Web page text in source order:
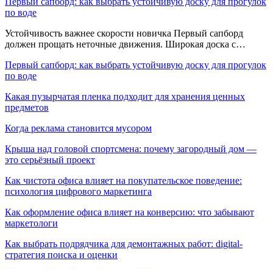
по воде
Устойчивость важнее скорости новичка Первый сапборд
должен прощать неточные движения. Широкая доска с…
Первый сапборд: как выбрать устойчивую доску для прогулок
по воде
Какая пузырчатая пленка подходит для хранения ценных
предметов
Когда реклама становится мусором
Крыша над головой спортсмена: почему загородный дом —
это серьёзный проект
Как чистота офиса влияет на покупательское поведение:
психология цифрового маркетинга
Как оформление офиса влияет на конверсию: что забывают
маркетологи
Как выбрать подрядчика для демонтажных работ: digital-
стратегия поиска и оценки